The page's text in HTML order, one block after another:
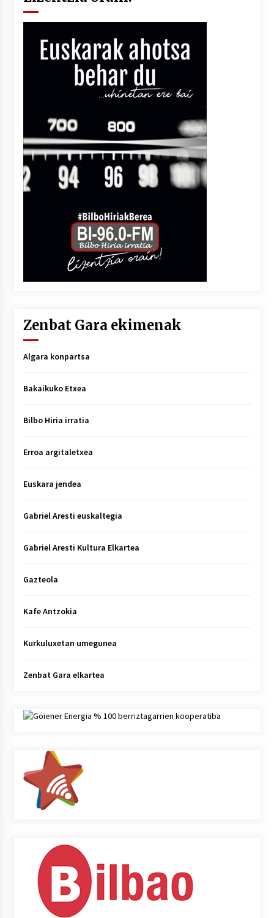
Zenbat Gara ekimenak
Algara konpartsa
Bakaikuko Etxea
Bilbo Hiria irratia
Erroa argitaletxea
Euskara jendea
Gabriel Aresti euskaltegia
Gabriel Aresti Kultura Elkartea
Gazteola
Kafe Antzokia
Kurkuluxetan umegunea
Zenbat Gara elkartea